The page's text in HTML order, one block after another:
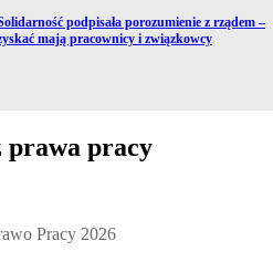
do artykułu:
podpisała porozumienie z rządem –
mają pracownicy i związkowcy
prawa pracy
2026, Kazimierz Jaśkowski -
Pracy 2026